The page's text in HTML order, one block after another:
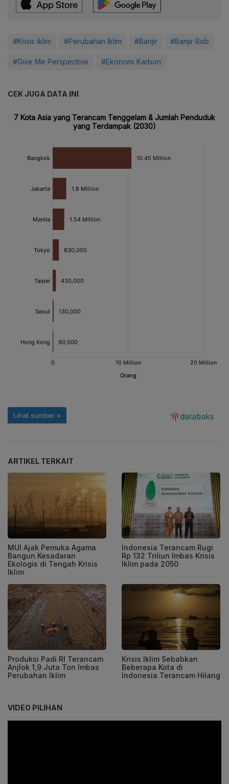
#Krisis iklim #Perubahan Iklim #Banjir #Banjir Rob
#Give Me Perspective #Ekonomi Karbon
CEK JUGA DATA INI
ARTIKEL TERKAIT
MUI Ajak Pemuka Agama
Bangun Kesadaran
Ekologis di Tengah Krisis
Iklim
Indonesia Terancam Rugi
Rp 132 Triliun Imbas Krisis
Iklim pada 2050
Produksi Padi RI Terancam
Anjlok 1,9 Juta Ton Imbas
Perubahan Iklim
Krisis Iklim Sebabkan
Beberapa Kota di
Indonesia Terancam Hilang
VIDEO PILIHAN